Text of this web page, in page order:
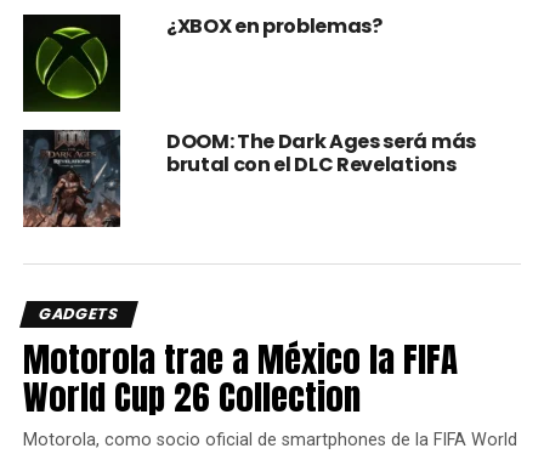
ParaXbox 360(retrocompatibles enXbox One), del01 al
15 de Octubre
Ninja Gaiden 3: Razor’s Edge
Así que amigos, ya lo saben, en Octubre tendremos juegos
de distintis géneros que seguramente satisfacen a todos
los gamers deXbox.
¿XBOX en problemas?
DOOM: The Dark Ages será más
brutal con el DLC Revelations
GADGETS
Motorola trae a México la FIFA
World Cup 26 Collection
Motorola, como socio oficial de smartphones de la FIFA World